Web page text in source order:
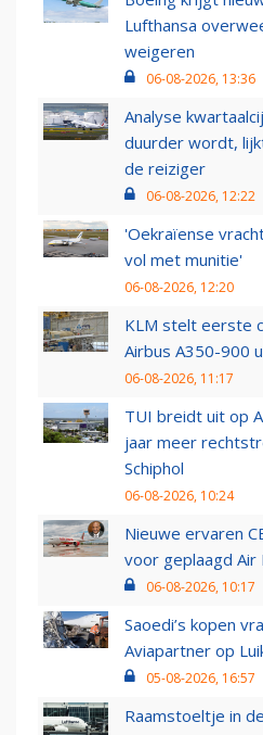
Lufthansa
weigeren
06-08-2026, 13:36
Analyse
duurder wordt,
de reiziger
06-08-2026, 12:22
'Oekraïense
vol met munitie'
06-08-2026, 12:20
KLM stelt eerste
Airbus A350-900
06-08-2026, 11:17
TUI breidt uit op
jaar meer
Schiphol
06-08-2026, 10:24
Nieuwe ervaren
voor geplaagd Air
06-08-2026, 10:17
Saoedi’s kopen
Aviapartner op
05-08-2026, 16:57
Raamstoeltje in